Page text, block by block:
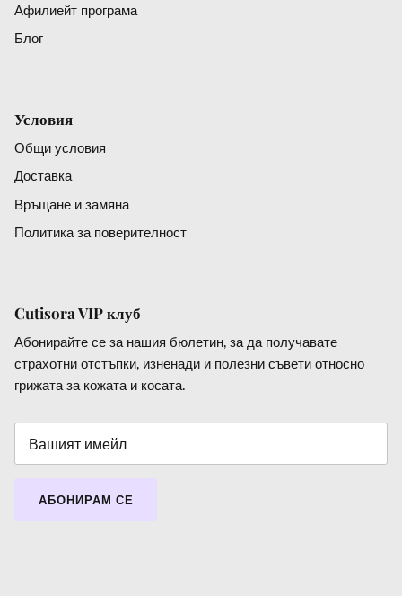
Афилиейт програма
Блог
Условия
Общи условия
Доставка
Връщане и замяна
Политика за поверителност
Cutisora VIP клуб
Абонирайте се за нашия бюлетин, за да получавате
страхотни отстъпки, изненади и полезни съвети относно
грижата за кожата и косата.
АБОНИРАМ СЕ